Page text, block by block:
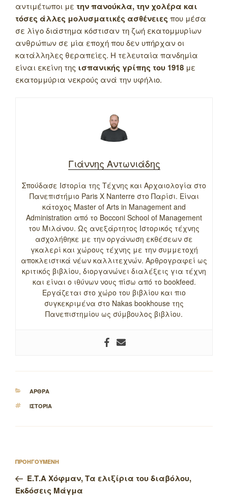
αντιμέτωποι με την πανούκλα, την χολέρα και
τόσες άλλες μολυσματικές ασθένειες που μέσα
σε λίγο διάστημα κόστισαν τη ζωή εκατομμυρίων
ανθρώπων σε μία εποχή που δεν υπήρχαν οι
κατάλληλες θεραπείες. Η τελευταία πανδημία
είναι εκείνη της ισπανικής γρίπης του 1918 με
εκατομμύρια νεκρούς ανά την υφήλιο.
Γιάννης Αντωνιάδης
Σπούδασε Ιστορία της Τέχνης και Αρχαιολογία στο
Πανεπιστήμιο Paris X Nanterre στο Παρίσι. Είναι
κάτοχος Master of Arts in Management and
Administration από το Bocconi School of Management
του Μιλάνου. Ως ανεξάρτητος Ιστορικός τέχνης
ασχολήθηκε με την οργάνωση εκθέσεων σε
γκαλερί και χώρους τέχνης με την συμμετοχή
αποκλειστικά νέων καλλιτεχνών. Αρθρογραφεί ως
κριτικός βιβλίου, διοργανώνει διαλέξεις για τέχνη
και είναι ο ιθύνων νους πίσω από το bookfeed.
Εργάζεται στο χώρο του βιβλίου και πιο
συγκεκριμένα στο Nakas bookhouse της
Πανεπιστημίου ως σύμβουλος βιβλίου.
ΚΑΤΗΓΟΡΙΕΣ
ΑΡΘΡΑ
ΕΤΙΚΕΤΕΣ
ΙΣΤΟΡΙΑ
άρθρων
Προηγούμενο
άρθρο
ΠΡΟΗΓΟΥΜΕΝΗ
Ε.Τ.Α Χόφμαν, Τα ελιξίρια του διαβόλου,
Εκδόσεις Μάγμα